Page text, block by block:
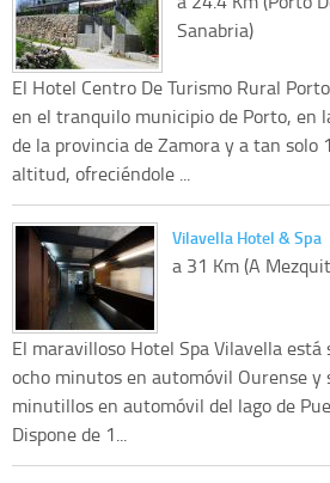
Sanabria)
El Hotel Centro De Turismo Rural
en el tranquilo municipio de Porto, en
de la provincia de Zamora y a tan solo
altitud, ofreciéndole ...
Vilavella Hotel & Spa
a 31 Km (A
El maravilloso Hotel Spa Vilavella
ocho minutos en automóvil Ourense y
minutillos en automóvil del lago de
Dispone de 1...